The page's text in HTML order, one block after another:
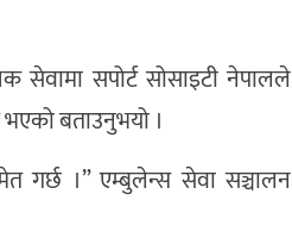
सपोर्ट सोसाइटी नेपालले
बताउनुभयो ।
गर्छ ।” एम्बुलेन्स सेवा सञ्चालन